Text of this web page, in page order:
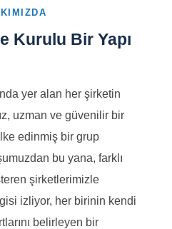
Kurulu Bir Yapı
yer alan her şirketin
uzman ve güvenilir bir
edinmiş bir grup
bu yana, farklı
şirketlerimizle
izliyor, her birinin kendi
belirleyen bir